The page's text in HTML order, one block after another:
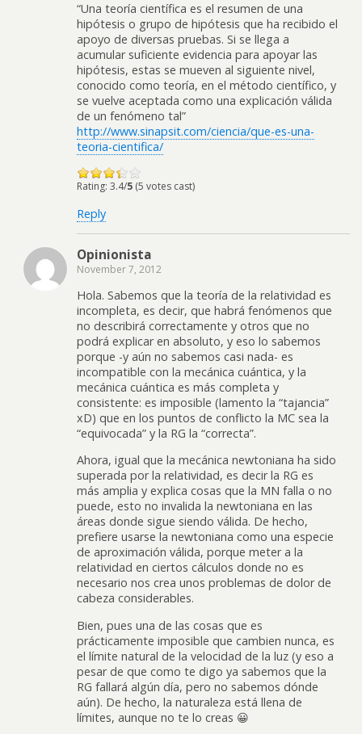
“Una teoría científica es el resumen de una
hipótesis o grupo de hipótesis que ha recibido el
apoyo de diversas pruebas. Si se llega a
acumular suficiente evidencia para apoyar las
hipótesis, estas se mueven al siguiente nivel,
conocido como teoría, en el método científico, y
se vuelve aceptada como una explicación válida
de un fenómeno tal”
http://www.sinapsit.com/ciencia/que-es-una-
teoria-cientifica/
Rating: 3.4/5 (5 votes cast)
Reply
Opinionista
November 7, 2012
Hola. Sabemos que la teoría de la relatividad es
incompleta, es decir, que habrá fenómenos que
no describirá correctamente y otros que no
podrá explicar en absoluto, y eso lo sabemos
porque -y aún no sabemos casi nada- es
incompatible con la mecánica cuántica, y la
mecánica cuántica es más completa y
consistente: es imposible (lamento la “tajancia”
xD) que en los puntos de conflicto la MC sea la
“equivocada” y la RG la “correcta”.
Ahora, igual que la mecánica newtoniana ha sido
superada por la relatividad, es decir la RG es
más amplia y explica cosas que la MN falla o no
puede, esto no invalida la newtoniana en las
áreas donde sigue siendo válida. De hecho,
prefiere usarse la newtoniana como una especie
de aproximación válida, porque meter a la
relatividad en ciertos cálculos donde no es
necesario nos crea unos problemas de dolor de
cabeza considerables.
Bien, pues una de las cosas que es
prácticamente imposible que cambien nunca, es
el límite natural de la velocidad de la luz (y eso a
pesar de que como te digo ya sabemos que la
RG fallará algún día, pero no sabemos dónde
aún). De hecho, la naturaleza está llena de
límites, aunque no te lo creas 😀